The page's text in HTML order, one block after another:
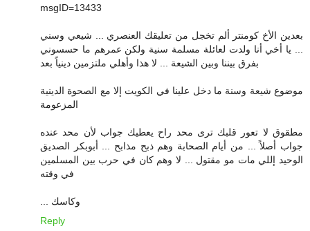
msgID=13433
بعدين الأخ كومنتر ألم تخجل من تعليقك العنصري ... شيعي وسني
... يا أخي أنا ولدت لعائلة مسلمة سنية ولكن عمرهم ما حسسوني
بفرق بيننا وبين الشيعة ... لا هذا وأهلي ملتزمين دينياً بعد
موضوع شيعة وسنة ما دخل علينا في الكويت إلا مع الصحوة الدينية
المزعومة
مطقوق لا تعور قلبك ترى محد راح يعطيك جواب لأن محد عنده
جواب أصلاً ... من أيام الصحابة وهم ذبح مذابح ... أبوبكر الصديق
الوحيد إللي مات مو مقتول ... لا وهم كان في حرب بين المسلمين
في وقته
... وكاسك
Reply